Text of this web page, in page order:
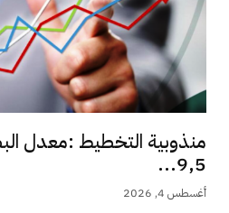
منذوبية التخطيط :معدل
9,5...
أغسطس 4, 2026